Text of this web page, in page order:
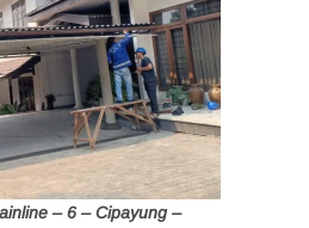
– 6 – Cipayung –